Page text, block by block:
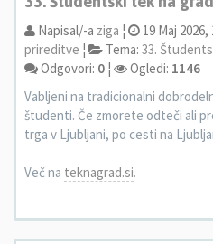
Napisal/-a ziga ¦ 19 Maj 2026,
prireditve ¦ Tema: 33.
Odgovori: 0 ¦ Ogledi: 1146
Vabljeni na tradicionalni
študenti. Če zmorete odteči ali
trga v Ljubljani, po cesti na
Več na teknagrad.si.